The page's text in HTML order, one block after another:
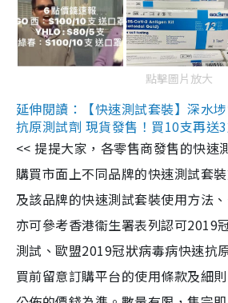
點擊圖片放大
延伸閱讀：【快速測試套裝】深水
抗原測試劑 現貨發售！買10支再送
<< 提提大家，各零售商發售的快速
購買市面上不同品牌的快速測試套
及該品牌的快速測試套裝使用方法
亦可參考香港衞生署表列認可2019
測試、歐盟2019冠狀病毒病快速抗
買前留意訂購平台的使用條款及細